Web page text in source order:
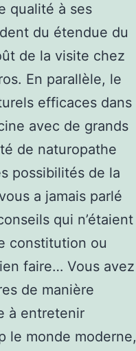
qualité à ses
du étendue du
de la visite chez
En parallèle, le
efficaces dans
avec de grands
de naturopathe
possibilités de la
a jamais parlé
qui n’étaient
constitution ou
faire… Vous avez
de manière
à entretenir
le monde moderne,